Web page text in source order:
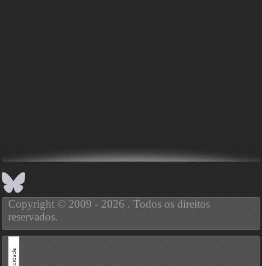
Copyright © 2009 - 2026 . Todos os direitos
reservados.